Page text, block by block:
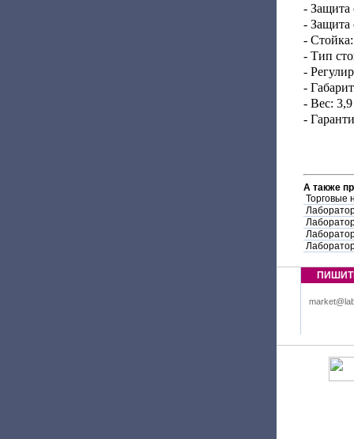
- Защита
- Защита
-
- Тип
-
-
- Вес: 3,9
-
А также
Торговые